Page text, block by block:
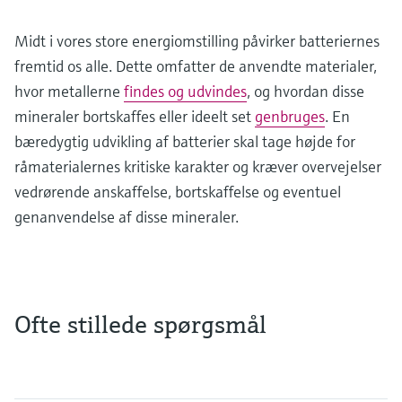
Midt i vores store energiomstilling påvirker batteriernes
fremtid os alle. Dette omfatter de anvendte materialer,
hvor metallerne findes og udvindes, og hvordan disse
mineraler bortskaffes eller ideelt set genbruges. En
bæredygtig udvikling af batterier skal tage højde for
råmaterialernes kritiske karakter og kræver overvejelser
vedrørende anskaffelse, bortskaffelse og eventuel
genanvendelse af disse mineraler.
Ofte stillede spørgsmål